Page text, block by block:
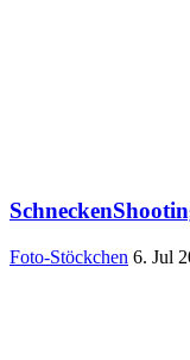
Foto-Stöckchen 6. Jul